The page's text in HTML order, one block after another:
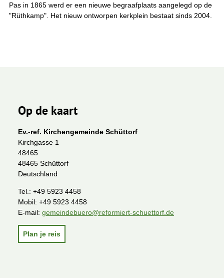
Pas in 1865 werd er een nieuwe begraafplaats aangelegd op de
"Rüthkamp". Het nieuw ontworpen kerkplein bestaat sinds 2004.
Op de kaart
Ev.-ref. Kirchengemeinde Schüttorf
Kirchgasse 1
48465
48465 Schüttorf
Deutschland
Tel.: +49 5923 4458
Mobil: +49 5923 4458
E-mail: gemeindebuero@reformiert-schuettorf.de
Plan je reis